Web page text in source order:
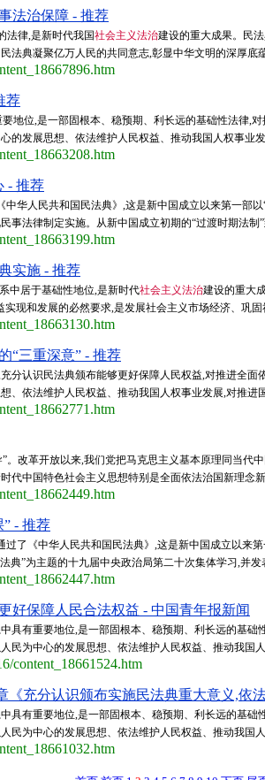
法治保障 - 推荐
法律,是新时代我国社会主义法治建设的重大成果。民
法典凝聚亿万人民的共同意志,彰显中华文明的深厚
荐
地位,是一部固根本、稳预期、利长远的基础性法律,
的发展思想、依法维护人民权益、推动我国人权事业
- 推荐
华人民共和国民法典》,这是新中国成立以来第一部
事法律制定实施。从新中国成立初期的“过渡时期法制
实施 - 推荐
中居于基础性地位,是新时代社会主义法治建设的重大
现和发展的必然要求,是发展社会主义市场经济、巩
“三重深意” - 推荐
分认识民法典颁布能够更好保障人民权益,对推进全面
、依法维护人民权益、推动我国人权事业发展,对推
。改革开放以来,我们党把马克思主义基本原理同当代
代中国特色社会主义思想特别是全面依法治国新理念
- 推荐
了《中华人民共和国民法典》,这是新中国成立以来
典”为主题的十九届中央政治局第二十次集体学习,并
好保障人民合法权益 - 中国青年报新闻
具有重要地位,是一部固根本、稳预期、利长远的基础
民为中心的发展思想、依法维护人民权益、推动我国
content_18661524.htm
《充分认识颁布实施民法典重大意义,依
具有重要地位,是一部固根本、稳预期、利长远的基础
民为中心的发展思想、依法维护人民权益、推动我国